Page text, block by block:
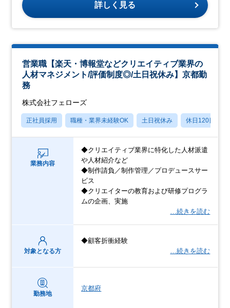
詳しく見る
営業職【楽天・博報堂などクリエイティブ業界の
人材マネジメント/評価制度◎/土日祝休み】京都勤
務
株式会社フェローズ
正社員採用 職種・業界未経験OK 土日祝休み 休日120日以上
業務内容
◆クリエイティブ業界に特化した人材派遣
や人材紹介など
◆制作請負／制作管理／プロデュースサー
ビス
◆クリエイターの教育および研修プログラ
ムの企画、実施
…続きを読む
対象となる方
◆顧客折衝経験
…続きを読む
勤務地
京都府